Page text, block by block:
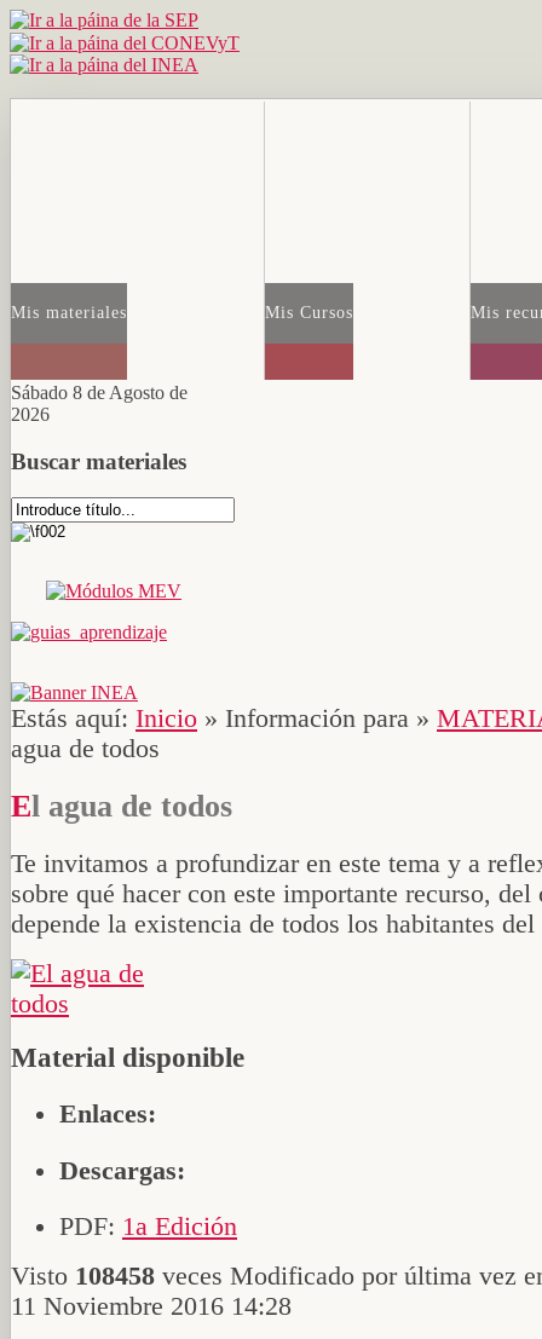
Mis materiales Mis Cursos Mis
Sábado 8 de Agosto de
2026
Buscar materiales
Estás aquí: Inicio » Información para »
agua de todos
El agua de todos
Te invitamos a profundizar en este tema y a
sobre qué hacer con este importante recurso, del
depende la existencia de todos los habitantes del
Material disponible
Enlaces:
Descargas:
PDF: 1a Edición
Visto 108458 veces Modificado por última vez
11 Noviembre 2016 14:28